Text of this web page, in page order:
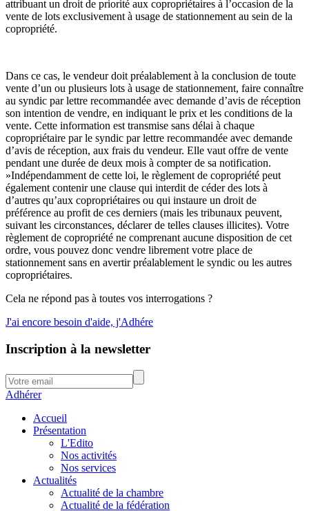
attribuant un droit de priorité aux copropriétaires à l’occasion de la
vente de lots exclusivement à usage de stationnement au sein de la
copropriété.
Dans ce cas, le vendeur doit préalablement à la conclusion de toute
vente d’un ou plusieurs lots à usage de stationnement, faire connaître
au syndic par lettre recommandée avec demande d’avis de réception
son intention de vendre, en indiquant le prix et les conditions de la
vente. Cette information est transmise sans délai à chaque
copropriétaire par le syndic par lettre recommandée avec demande
d’avis de réception, aux frais du vendeur. Elle vaut offre de vente
pendant une durée de deux mois à compter de sa notification.
»Indépendamment de cette loi, le règlement de copropriété peut
également contenir une clause qui interdit de céder des lots à
d’autres qu’aux copropriétaires ou qui instaure un droit de
préférence au profit de ces derniers (mais les tribunaux peuvent,
suivant les circonstances, déclarer de telles clauses illicites). Votre
règlement de copropriété ne comprenant aucune disposition de cet
ordre, vous pouvez donc vendre librement votre place de
stationnement sans en avertir préalablement le syndic ou les autres
copropriétaires.
Cela ne répond pas à toutes vos interrogations ?
J'ai encore besoin d'aide, j'Adhére
Inscription à la newsletter
Adhérer
Accueil
Présentation
L'Edito
Nos activités
Nos services
Actualités
Actualité de la chambre
Actualité de la fédération